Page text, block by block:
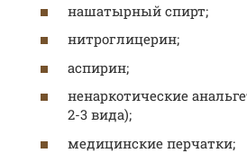
нашатырный спирт;
нитроглицерин;
аспирин;
ненаркотические
2-3 вида);
медицинские перчатки;